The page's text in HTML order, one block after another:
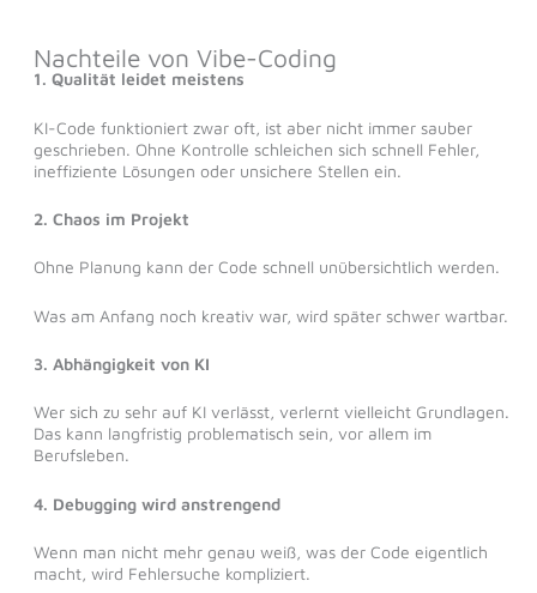
Nachteile von Vibe-Coding
1. Qualität leidet meistens
KI-Code funktioniert zwar oft, ist aber nicht immer sauber
geschrieben. Ohne Kontrolle schleichen sich schnell Fehler,
ineffiziente Lösungen oder unsichere Stellen ein.
2. Chaos im Projekt
Ohne Planung kann der Code schnell unübersichtlich werden.
Was am Anfang noch kreativ war, wird später schwer wartbar.
3. Abhängigkeit von KI
Wer sich zu sehr auf KI verlässt, verlernt vielleicht Grundlagen.
Das kann langfristig problematisch sein, vor allem im
Berufsleben.
4. Debugging wird anstrengend
Wenn man nicht mehr genau weiß, was der Code eigentlich
macht, wird Fehlersuche kompliziert.